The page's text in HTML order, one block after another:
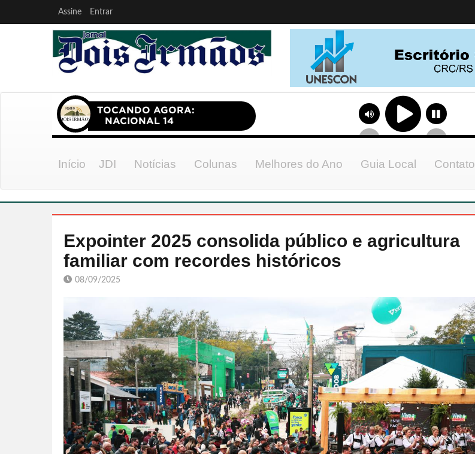
Assine Entrar
Início JDI Notícias Colunas Melhores do Ano Guia Local Contato
Expointer 2025 consolida público e agricultura
familiar com recordes históricos
08/09/2025